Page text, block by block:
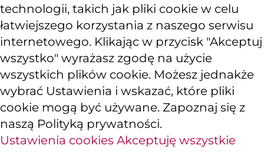
technologii, takich jak pliki cookie w celu
łatwiejszego korzystania z naszego serwisu
internetowego. Klikając w przycisk "Akceptuj
wszystko" wyrażasz zgodę na użycie
wszystkich plików cookie. Możesz jednakże
wybrać Ustawienia i wskazać, które pliki
cookie mogą być używane. Zapoznaj się z
naszą Polityką prywatności.
Ustawienia cookies Akceptuję wszystkie